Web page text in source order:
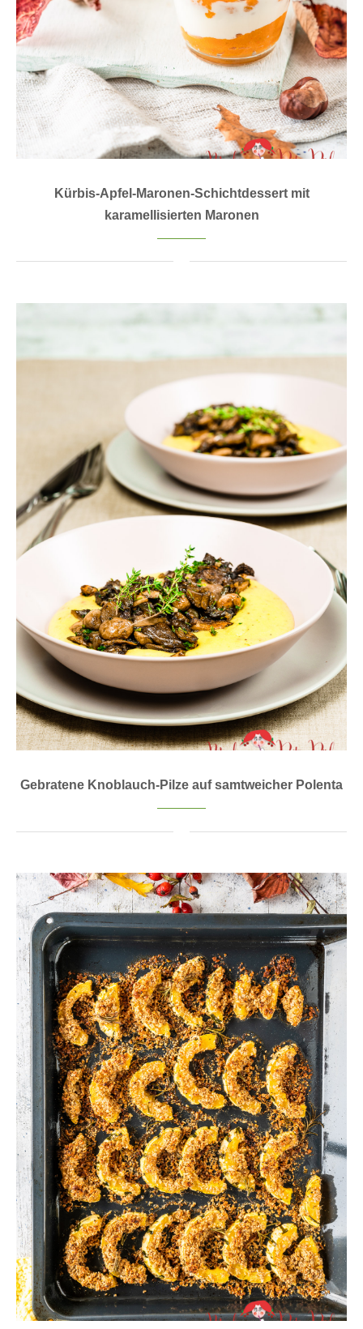
Kürbis-Apfel-Maronen-Schichtdessert mit
karamellisierten Maronen
Gebratene Knoblauch-Pilze auf samtweicher Polenta